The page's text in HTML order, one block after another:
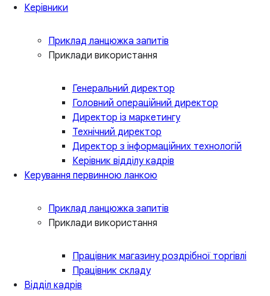
Керівники
Приклад ланцюжка запитів
Приклади використання
Генеральний директор
Головний операційний директор
Директор із маркетингу
Технічний директор
Директор з інформаційних технологій
Керівник відділу кадрів
Керування первинною ланкою
Приклад ланцюжка запитів
Приклади використання
Працівник магазину роздрібної торгівлі
Працівник складу
Відділ кадрів